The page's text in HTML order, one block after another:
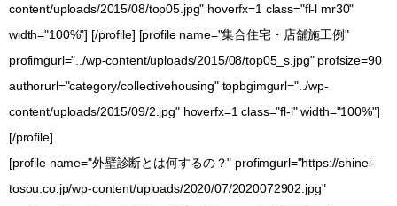
content/uploads/2015/08/top05.jpg" hoverfx=1 class="fl-l mr30"
width="100%"] [/profile] [profile name="集合住宅・店舗施工例"
profimgurl="../wp-content/uploads/2015/08/top05_s.jpg" profsize=90
authorurl="category/collectivehousing" topbgimgurl="../wp-
content/uploads/2015/09/2.jpg" hoverfx=1 class="fl-l" width="100%"]
[/profile]
[profile name="外壁診断とは何するの？" profimgurl="https://shinei-
tosou.co.jp/wp-content/uploads/2020/07/2020072902.jpg"